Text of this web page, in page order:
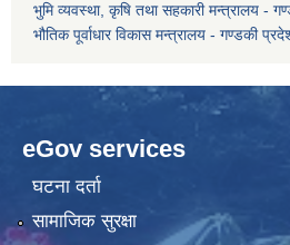
भुमि व्यवस्था, कृषि तथा सहकारी मन्त्रालय -
भौतिक पूर्वाधार विकास मन्त्रालय - गण्डकी
eGov services
घटना दर्ता
सामाजिक सुरक्षा